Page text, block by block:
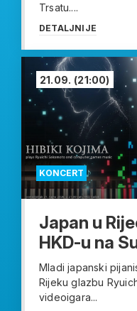
Trsatu....
DETALJNIJE
KONCERT
21.09. (21:00)
Japan u
HKD-u na
Mladi japanski
Rijeku glazbu
videoigara...